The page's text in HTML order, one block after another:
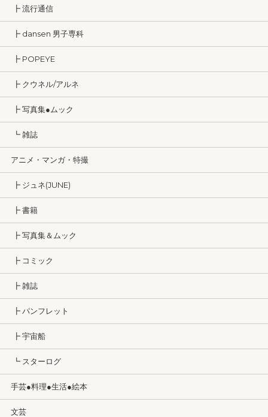
┣ 流行通信
┣ dansen 男子専科
┣ POPEYE
┣ クウネル/アルネ
┣ 写真集●ムック
┗ 雑誌
アニメ・マンガ・特撮
┣ ジュネ(JUNE)
┣ 書籍
┣ 写真集＆ムック
┣ コミック
┣ 雑誌
┣ パンフレット
┣ 宇宙船
┗ スターログ
手芸●料理●生活●絵本
文芸